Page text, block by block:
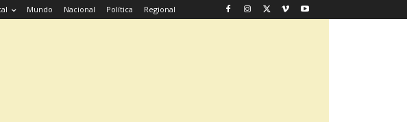
Mundo Nacional Política Regional